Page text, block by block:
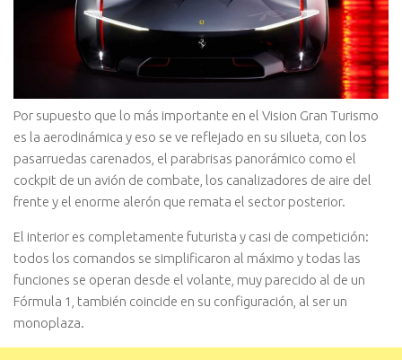
Por supuesto que lo más importante en el Vision Gran Turismo
es la aerodinámica y eso se ve reflejado en su silueta, con los
pasarruedas carenados, el parabrisas panorámico como el
cockpit de un avión de combate, los canalizadores de aire del
frente y el enorme alerón que remata el sector posterior.
El interior es completamente futurista y casi de competición:
todos los comandos se simplificaron al máximo y todas las
funciones se operan desde el volante, muy parecido al de un
Fórmula 1, también coincide en su configuración, al ser un
monoplaza.